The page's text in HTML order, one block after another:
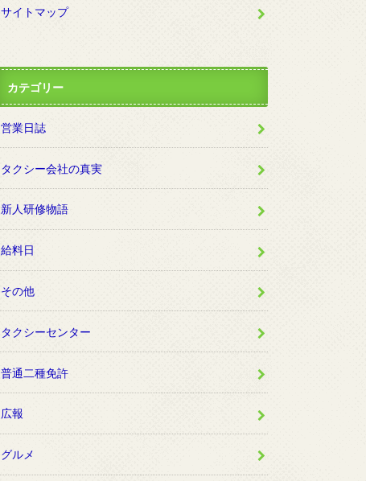
サイトマップ
カテゴリー
営業日誌
タクシー会社の真実
新人研修物語
給料日
その他
タクシーセンター
普通二種免許
広報
グルメ